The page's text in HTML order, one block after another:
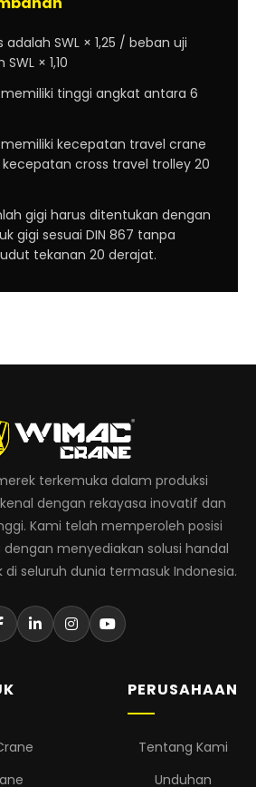
SWL × 1,25 / beban uji
× 1,10
tinggi angkat antara 6
kecepatan travel crane
cross travel trolley 20
gigi harus ditentukan dengan
gigi sesuai DIN 867 tanpa
tekanan 20 derajat.
terkemuka dalam produksi
dengan rekayasa inovatif dan
Kami telah memperoleh posisi
dengan menyediakan solusi handal
seluruh dunia termasuk Indonesia.
PERUSAHAAN
Tentang Kami
Unduhan